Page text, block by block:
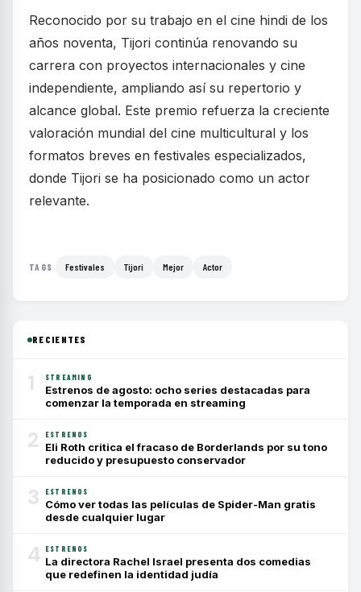
Reconocido por su trabajo en el cine hindi de los
años noventa, Tijori continúa renovando su
carrera con proyectos internacionales y cine
independiente, ampliando así su repertorio y
alcance global. Este premio refuerza la creciente
valoración mundial del cine multicultural y los
formatos breves en festivales especializados,
donde Tijori se ha posicionado como un actor
relevante.
TAGS Festivales Tijori Mejor Actor
RECIENTES
1 STREAMING
Estrenos de agosto: ocho series destacadas para
comenzar la temporada en streaming
2 ESTRENOS
Eli Roth critica el fracaso de Borderlands por su tono
reducido y presupuesto conservador
3 ESTRENOS
Cómo ver todas las películas de Spider-Man gratis
desde cualquier lugar
4 ESTRENOS
La directora Rachel Israel presenta dos comedias
que redefinen la identidad judía